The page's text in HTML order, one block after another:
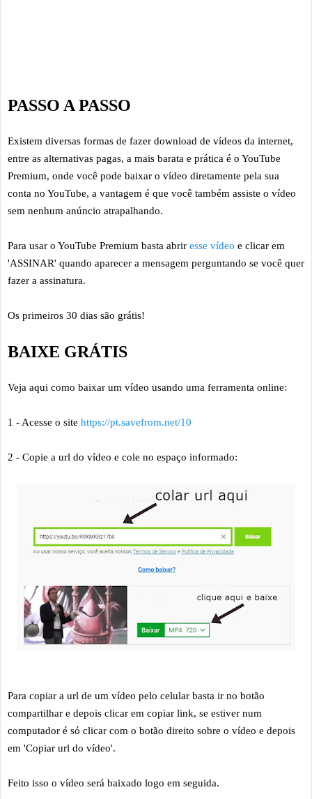
PASSO A PASSO
Existem diversas formas de fazer download de vídeos da internet,
entre as alternativas pagas, a mais barata e prática é o YouTube
Premium, onde você pode baixar o vídeo diretamente pela sua
conta no YouTube, a vantagem é que você também assiste o vídeo
sem nenhum anúncio atrapalhando.
Para usar o YouTube Premium basta abrir esse vídeo e clicar em
'ASSINAR' quando aparecer a mensagem perguntando se você quer
fazer a assinatura.
Os primeiros 30 dias são grátis!
BAIXE GRÁTIS
Veja aqui como baixar um vídeo usando uma ferramenta online:
1 - Acesse o site https://pt.savefrom.net/10
2 - Copie a url do vídeo e cole no espaço informado:
Para copiar a url de um vídeo pelo celular basta ir no botão
compartilhar e depois clicar em copiar link, se estiver num
computador é só clicar com o botão direito sobre o vídeo e depois
em 'Copiar url do vídeo'.
Feito isso o vídeo será baixado logo em seguida.